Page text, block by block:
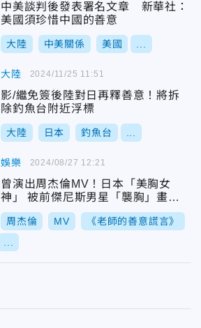
中美談判後發表署名文章 新華社：
美國須珍惜中國的善意
大陸 中美關係 美國
大陸
影/繼免簽後陸對日再釋善意！將拆
除釣魚台附近浮標
大陸 日本 釣魚台
2024/11/25 11:51
娛樂
曾演出周杰倫MV！日本「美胸女
神」 被前傑尼斯男星「襲胸」畫面
曝光
周杰倫 MV 《老師的善意謊言》
2024/08/27 12:21